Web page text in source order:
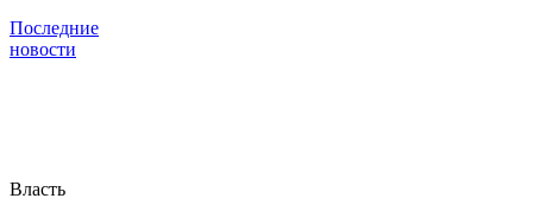
Последние
новости
Власть